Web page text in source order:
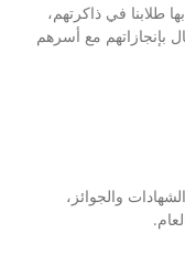
طلابنا في ذاكرتهم،
بإنجازاتهم مع أسرهم
والجوائز،